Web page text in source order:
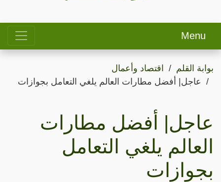
Menu
بوابة القلم
اقتصاد وأعمال
عاجل| أفضل مطارات العالم يلغي التعامل بجوازات
عاجل| أفضل مطارات
العالم يلغي التعامل
بجوازات